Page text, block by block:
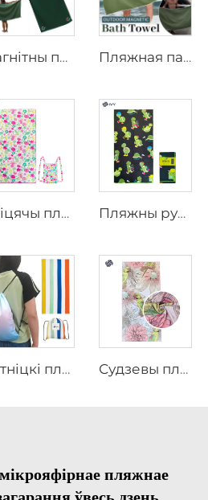
Магнітны пляжны рушник Пляжная палотка з магнітам
Дзіцячы пляжны рушник з сумкай Пляжны рушник з мультыфільнымі персанажамі
Путніцкі пляжны рушытка Судзевы пляжны рушэнок
пляжнае